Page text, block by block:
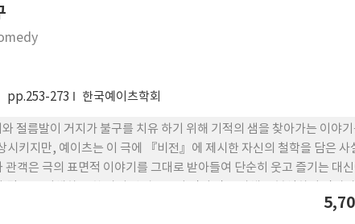
from 3 on-site surveys over 3 days. The results of the
the population of feral cats.
pp.253-273 한국예이츠학회
절름발이 거지가 불구를 치유 하기 위해 기적의 샘을 찾아가는 이야
시키지만, 예이츠는 이 극에 『비전』에 제시한 자신의 철학을 담은 사
객은 극의 표면적 이야기를 그대로 받아들여 단순히 웃고 즐기는 대